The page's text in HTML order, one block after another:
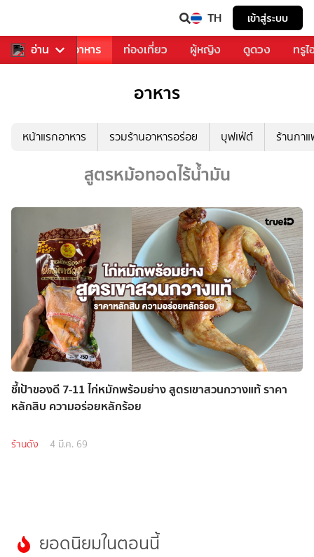
TH เข้าสู่ระบบ
อ่าน
การเพลง อาหาร ท่องเที่ยว ผู้หญิง ดูดวง ทรู
อาหาร
หน้าแรกอาหาร รวมร้านอาหารอร่อย บุฟเฟ่ต์ ร้านกา
สูตรหม้อทอดไร้น้ำมัน
ชี้เป้าของดี 7-11 ไก่หมักพร้อมย่าง สูตรเขาสวนกวางแท้ ราคา
หลักสิบ ความอร่อยหลักร้อย
ร้านดัง 4 มี.ค. 69
ยอดนิยมในตอนนี้